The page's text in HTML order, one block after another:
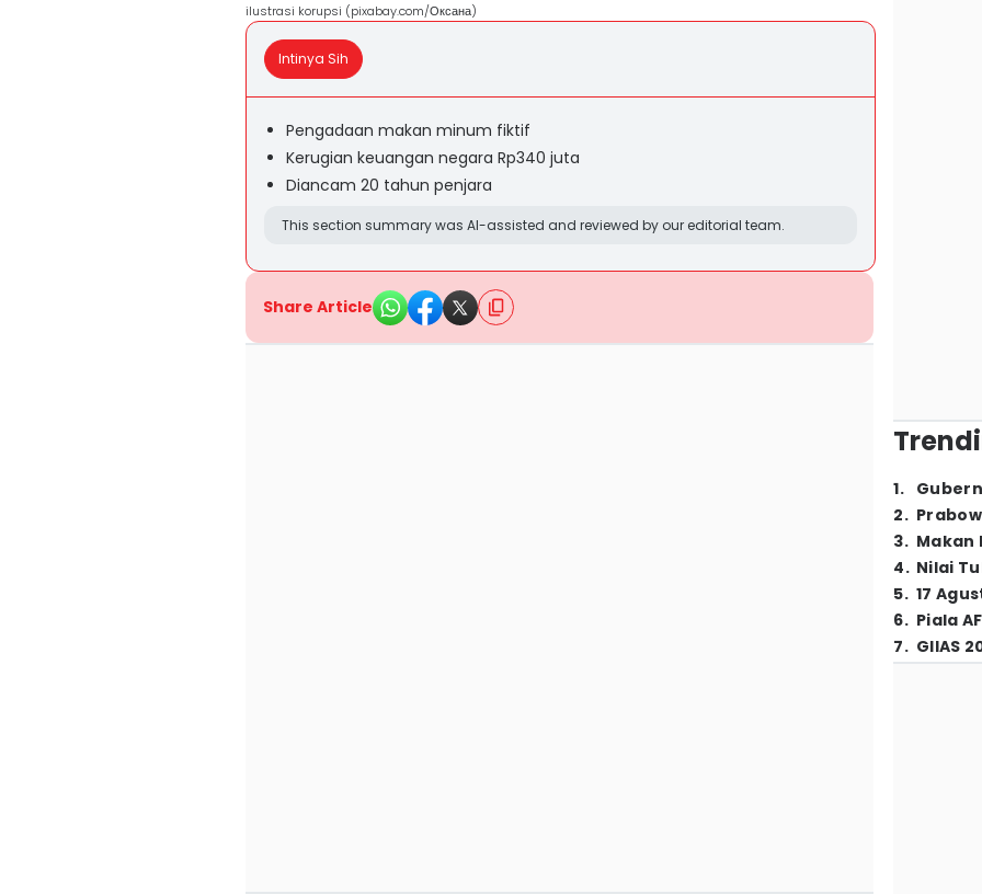
ilustrasi korupsi (pixabay.com/Оксана)
Intinya Sih
Pengadaan makan minum fiktif
Kerugian keuangan negara Rp340 juta
Diancam 20 tahun penjara
This section summary was AI-assisted and reviewed by our editorial team.
Share Article
1.
2.
3. Makan
4. Nilai
5. 17
6. Piala
7. GIIAS